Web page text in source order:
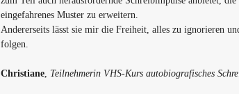
eingefahrenes Muster zu erweitern.
Andererseits lässt sie mir die Freiheit, alles zu ignorieren
folgen.
Christiane, Teilnehmerin VHS-Kurs autobiografisches